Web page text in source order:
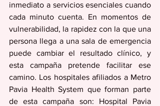
inmediato a servicios esenciales cuando
cada minuto cuenta. En momentos de
vulnerabilidad, la rapidez con la que una
persona llega a una sala de emergencia
puede cambiar el resultado clínico, y
esta campaña pretende facilitar ese
camino. Los hospitales afiliados a Metro
Pavia Health System que forman parte
de esta campaña son: Hospital Pavia